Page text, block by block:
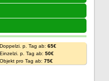
Doppelzi. p. Tag ab: 65€
Einzelzi. p. Tag ab: 50€
Objekt pro Tag ab: 75€